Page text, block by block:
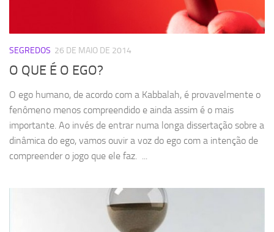
SEGREDOS 26 DE MAIO DE 2014
O QUE É O EGO?
O ego humano, de acordo com a Kabbalah, é provavelmente o
fenômeno menos compreendido e ainda assim é o mais
importante. Ao invés de entrar numa longa dissertação sobre a
dinâmica do ego, vamos ouvir a voz do ego com a intenção de
compreender o jogo que ele faz. ...